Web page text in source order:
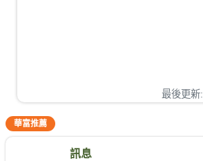
最後更新:
華富推薦
訊息